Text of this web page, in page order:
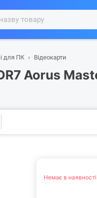
для ПК Відеокарти
Aorus
Немає в наявності